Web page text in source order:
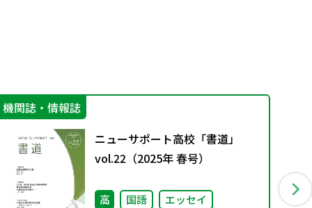
機関誌・情報誌
ニューサポート高校「書道」
vol.22（2025年 春号）
高 国語 エッセイ